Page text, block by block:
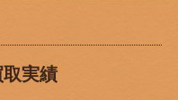
実績